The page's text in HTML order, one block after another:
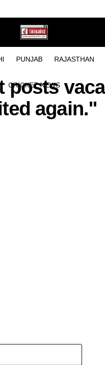
PUNJAB RAJASTHAN
CRICKET NEWS
ML vs
posts
again."